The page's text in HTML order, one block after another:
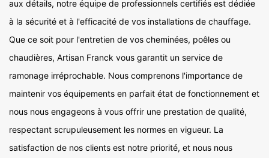
aux détails, notre équipe de professionnels certifiés est dédiée
à la sécurité et à l'efficacité de vos installations de chauffage.
Que ce soit pour l'entretien de vos cheminées, poêles ou
chaudières, Artisan Franck vous garantit un service de
ramonage irréprochable. Nous comprenons l'importance de
maintenir vos équipements en parfait état de fonctionnement et
nous nous engageons à vous offrir une prestation de qualité,
respectant scrupuleusement les normes en vigueur. La
satisfaction de nos clients est notre priorité, et nous nous